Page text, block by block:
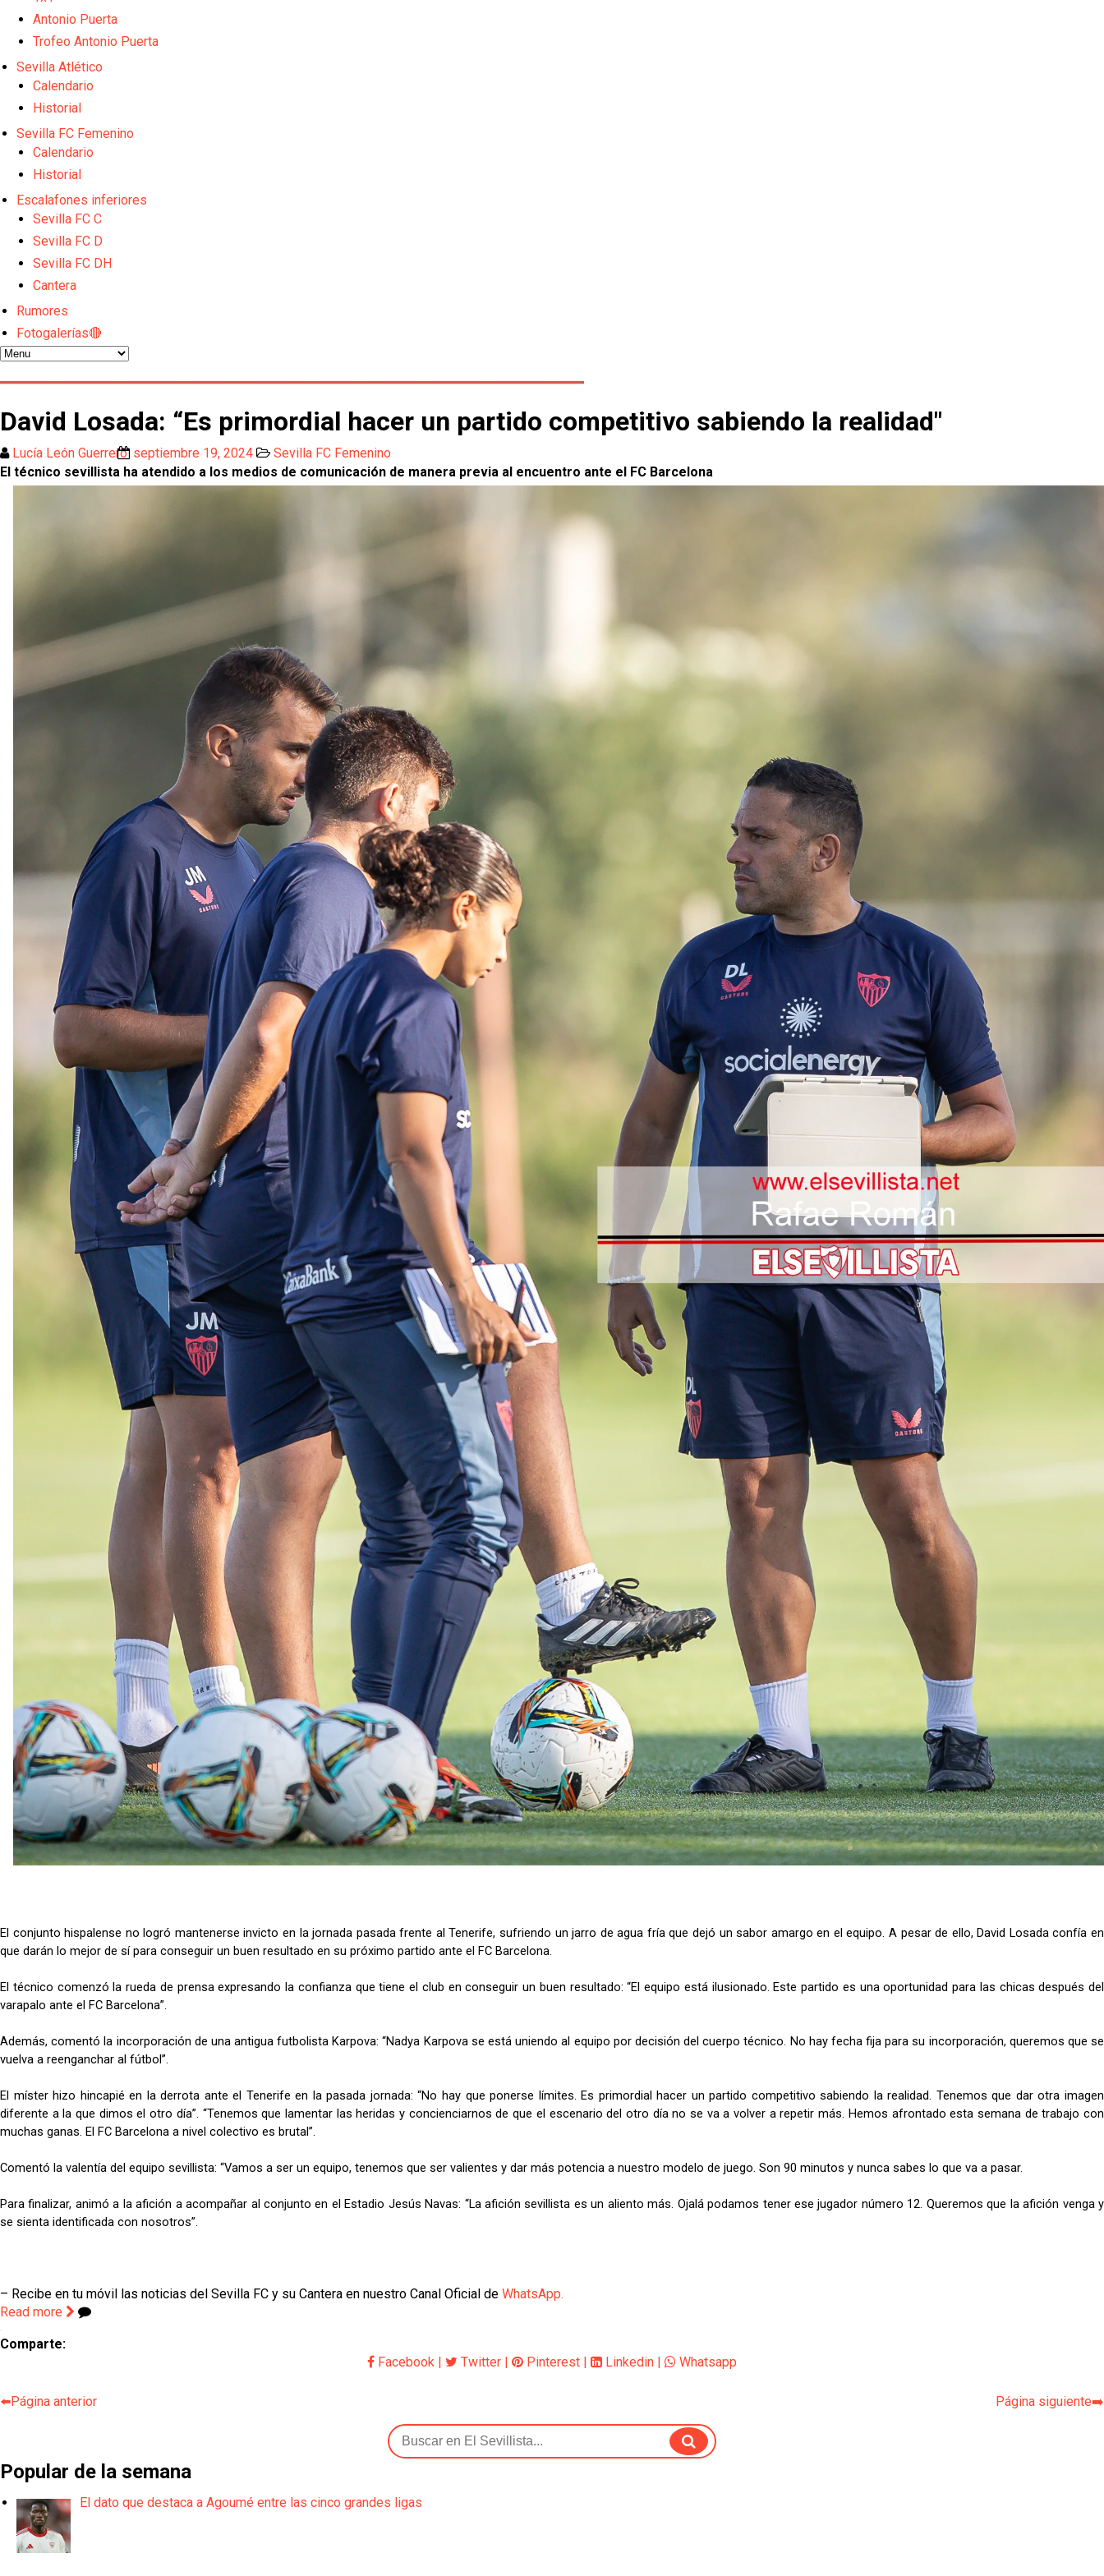
Kochorashvili, seria opción para reforzar el centro del campo sevillista
Sow muy cerca de cerrar su traspaso al Genoa
Banquillos confirmados: así queda la cantera del Sevilla Femenino para la 2026/27
Antonio Puerta
Trofeo Antonio Puerta
Sevilla Atlético
Calendario
Historial
Sevilla FC Femenino
Calendario
Historial
Escalafones inferiores
Sevilla FC C
Sevilla FC D
Sevilla FC DH
Cantera
Rumores
Fotogalerías🔴
David Losada: “Es primordial hacer un partido competitivo sabiendo la realidad"
Lucía León Guerrero septiembre 19, 2024
Sevilla FC Femenino
El técnico sevillista ha atendido a los medios de comunicación de manera previa al encuentro ante el FC Barcelona
El conjunto hispalense no logró mantenerse invicto en la jornada pasada frente al Tenerife, sufriendo un jarro de agua fría que dejó un sabor amargo en el equipo. A pesar de ello, David Losada confía en
que darán lo mejor de sí para conseguir un buen resultado en su próximo partido ante el FC Barcelona.
El técnico comenzó la rueda de prensa expresando la confianza que tiene el club en conseguir un buen resultado: “El equipo está ilusionado. Este partido es una oportunidad para las chicas después del
varapalo ante el FC Barcelona”.
Además, comentó la incorporación de una antigua futbolista Karpova: “Nadya Karpova se está uniendo al equipo por decisión del cuerpo técnico. No hay fecha fija para su incorporación, queremos que se
vuelva a reenganchar al fútbol”.
El míster hizo hincapié en la derrota ante el Tenerife en la pasada jornada: “No hay que ponerse límites. Es primordial hacer un partido competitivo sabiendo la realidad. Tenemos que dar otra imagen
diferente a la que dimos el otro día”. “Tenemos que lamentar las heridas y concienciarnos de que el escenario del otro día no se va a volver a repetir más. Hemos afrontado esta semana de trabajo con
muchas ganas. El FC Barcelona a nivel colectivo es brutal”.
Comentó la valentía del equipo sevillista: “Vamos a ser un equipo, tenemos que ser valientes y dar más potencia a nuestro modelo de juego. Son 90 minutos y nunca sabes lo que va a pasar.
Para finalizar, animó a la afición a acompañar al conjunto en el Estadio Jesús Navas: “La afición sevillista es un aliento más. Ojalá podamos tener ese jugador número 12. Queremos que la afición venga y
se sienta identificada con nosotros”.
– Recibe en tu móvil las noticias del Sevilla FC y su Cantera en nuestro Canal Oficial de WhatsApp.
Read more
Comparte:
Facebook | Twitter | Pinterest | Linkedin | Whatsapp
⬅️Página anterior Página siguiente➡️
Popular de la semana
El dato que destaca a Agoumé entre las cinco grandes ligas